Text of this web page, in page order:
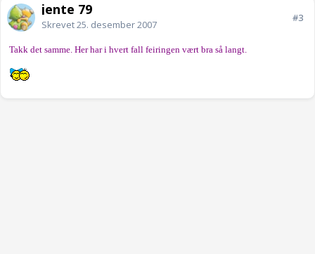
jente 79
Skrevet25. desember 2007
#3
Takk det samme. Her har i hvert fall feiringen vært bra så langt.